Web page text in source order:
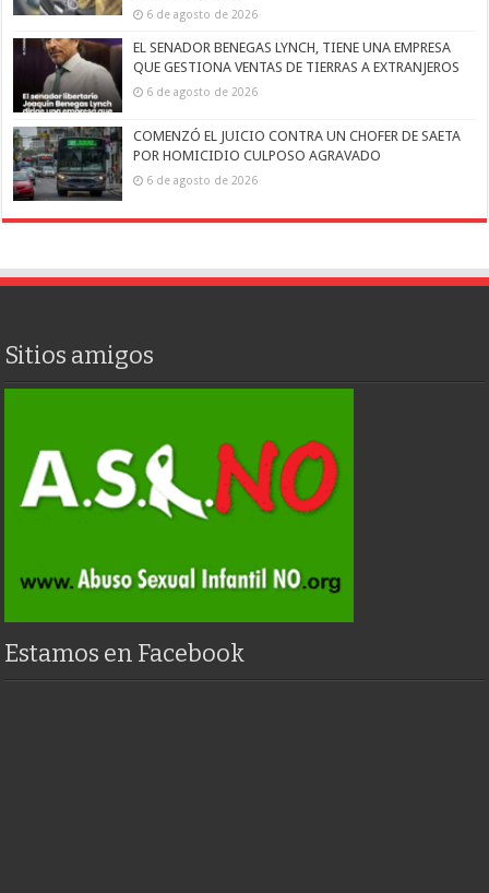
6 de agosto de 2026
EL SENADOR BENEGAS LYNCH, TIENE UNA EMPRESA
QUE GESTIONA VENTAS DE TIERRAS A EXTRANJEROS
6 de agosto de 2026
COMENZÓ EL JUICIO CONTRA UN CHOFER DE SAETA
POR HOMICIDIO CULPOSO AGRAVADO
6 de agosto de 2026
Sitios amigos
Estamos en Facebook